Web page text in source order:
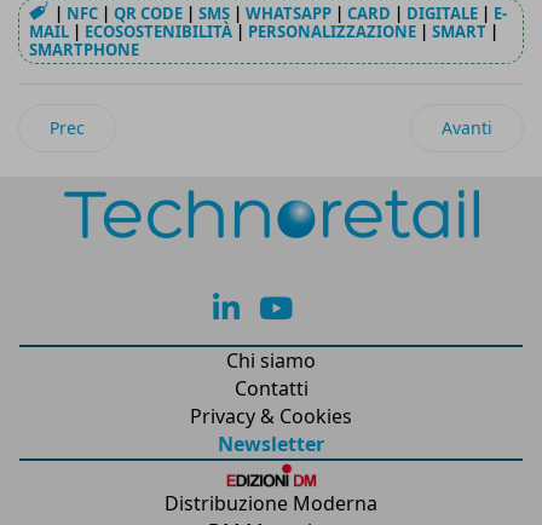
| NFC | QR CODE | SMS | WHATSAPP | CARD | DIGITALE | E-
MAIL | ECOSOSTENIBILITÀ | PERSONALIZZAZIONE | SMART |
SMARTPHONE
Articolo precedente: GP di Monza: punti cassa più veloci
Prec Articolo
Avanti
lk yt
Chi siamo
Contatti
Privacy & Cookies
Newsletter
Distribuzione Moderna